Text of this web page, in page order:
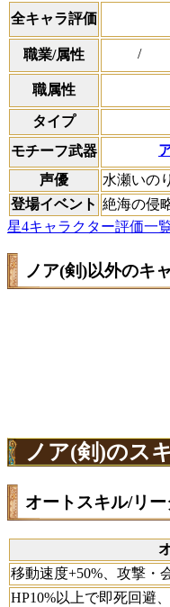
全キャラ評価
職業/属性 /
職属性
タイプ
モチーフ武器
声優
水瀬いの
登場イベント 絶海の侵
星4キャラクター評価一
ノア(剣)以外のキ
ノア(剣)のス
オートスキル/リ
移動速度+50%、攻撃・
HP10%以上で即死回避